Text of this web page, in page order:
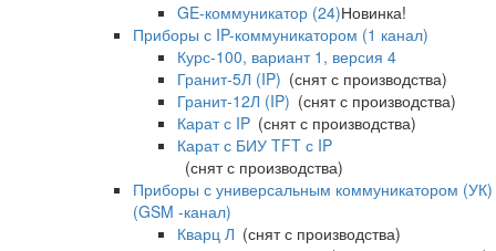
GE-коммуникатор (24)Новинка!
Приборы с IP-коммуникатором (1 канал)
Курс-100, вариант 1, версия 4
Гранит-5Л (IP) (снят с производства)
Гранит-12Л (IP) (снят с производства)
Карат с IP (снят с производства)
Карат с БИУ TFT с IP
(снят с производства)
Приборы с универсальным коммуникатором (УК)
(GSM -канал)
Кварц Л (снят с производства)